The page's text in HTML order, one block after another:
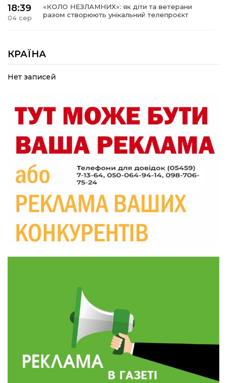
18:39
04 сер
«КОЛО НЕЗЛАМНИХ»: як діти та ветерани
разом створюють унікальний телепроєкт
04 сер
прикордоння до втраченого дому
19:36
Пишіть листи самому собі, або як уникнути
19:29
30 лип
«Все закінчиться, приїду й одружуся…»: Пам’яті
26-річного Захисника Богдана Ємця (ВІДЕО)
20:06
Паливо по 100 грн та ризик дефіциту: чому в
28 лип
Житлові сертифікати, підготовка до зими та
підтримка ВПО: підсумки засідання виконкому
Краснопільської селищної ради
10:36
28 лип
Валентина Масалітіна: «Нас тримає віра в
Перемогу і повернення додому»
Обмежено придатний, але безмежно
вмотивований: Як колишній лісівник став асом
артилерії
490 пацієнтів та 15 відвіданих сіл: МБФ
«Альянс громадського здоров’я» підбив
підсумки роботи мобільних клінік у Сумській
області
КРАЇНА
Нет записей